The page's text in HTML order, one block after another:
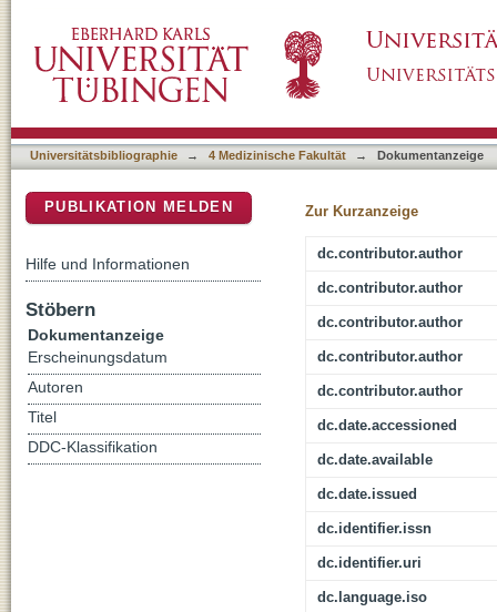
cancer
Universitätsbibliographie → 4 Medizinische Fakultät → Dokumentanzeige
Zur Kurzanzeige
dc.contributor.author
dc.contributor.author
dc.contributor.author
dc.contributor.author
dc.contributor.author
dc.date.accessioned
dc.date.available
dc.date.issued
dc.identifier.issn
dc.identifier.uri
dc.language.iso
PUBLIKATION MELDEN
Hilfe und Informationen
Stöbern
Dokumentanzeige
Erscheinungsdatum
Autoren
Titel
DDC-Klassifikation